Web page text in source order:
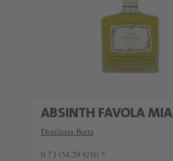
ABSINTH FAVOLA MIA
Distilleria Berta
0.7 l (54,29 €/1l) *